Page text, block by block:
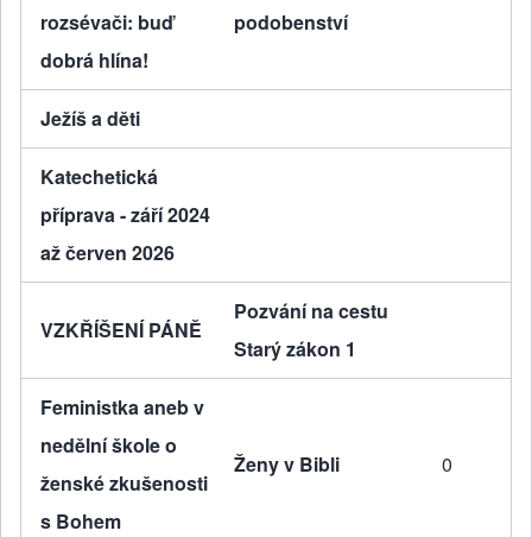
rozsévači: buď
dobrá hlína!
podobenství
Ježíš a děti
Katechetická
příprava - září 2024
až červen 2026
VZKŘÍŠENÍ PÁNĚ
Pozvání na cestu
Starý zákon 1
Feministka aneb v
nedělní škole o
ženské zkušenosti
s Bohem
Ženy v Bibli 0